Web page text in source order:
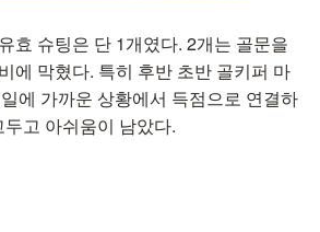
효 슈팅은 단 1개였다. 2개는 골문을
에 막혔다. 특히 후반 초반 골키퍼 마
에 가까운 상황에서 득점으로 연결하
고 아쉬움이 남았다.